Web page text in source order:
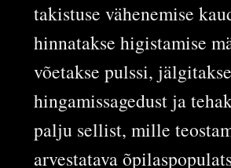
takistuse vähenemise
hinnatakse higistamise
võetakse pulssi, jälgitakse
hingamissagedust ja
palju sellist, mille
arvestatava